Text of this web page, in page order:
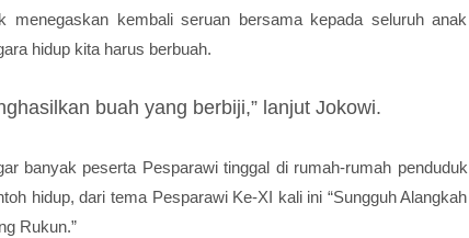
menegaskan kembali seruan bersama kepada seluruh anak
hidup kita harus berbuah.
buah yang berbiji,” lanjut Jokowi.
banyak peserta Pesparawi tinggal di rumah-rumah penduduk
hidup, dari tema Pesparawi Ke-XI kali ini “Sungguh Alangkah
Rukun.”‎